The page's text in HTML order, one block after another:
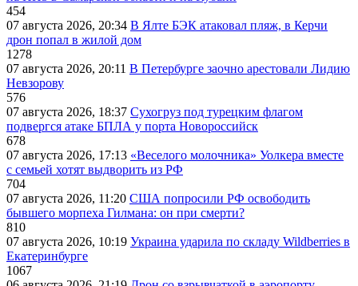
454
07 августа 2026, 20:34 В Ялте БЭК атаковал пляж, в Керчи
дрон попал в жилой дом
1278
07 августа 2026, 20:11 В Петербурге заочно арестовали Лидию
Невзорову
576
07 августа 2026, 18:37 Сухогруз под турецким флагом
подвергся атаке БПЛА у порта Новороссийск
678
07 августа 2026, 17:13 «Веселого молочника» Уолкера вместе
с семьей хотят выдворить из РФ
704
07 августа 2026, 11:20 США попросили РФ освободить
бывшего морпеха Гилмана: он при смерти?
810
07 августа 2026, 10:19 Украина ударила по складу Wildberries в
Екатеринбурге
1067